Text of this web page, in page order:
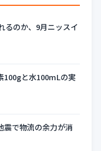
るのか、9月ニッスイ
100gと水100mLの実
震で物流の余力が消